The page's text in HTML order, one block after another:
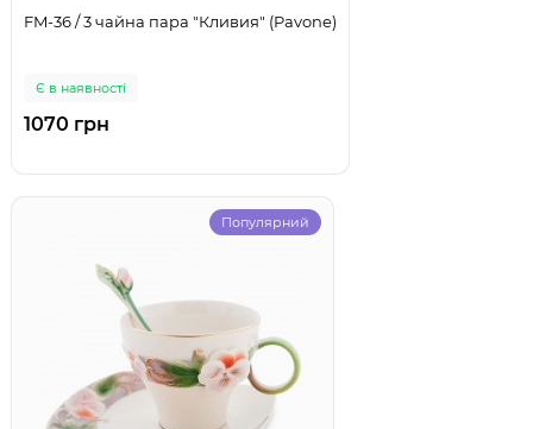
FM-36 / 3 чайна пара "Кливия" (Pavone)
Є в наявності
1070 грн
Популярний